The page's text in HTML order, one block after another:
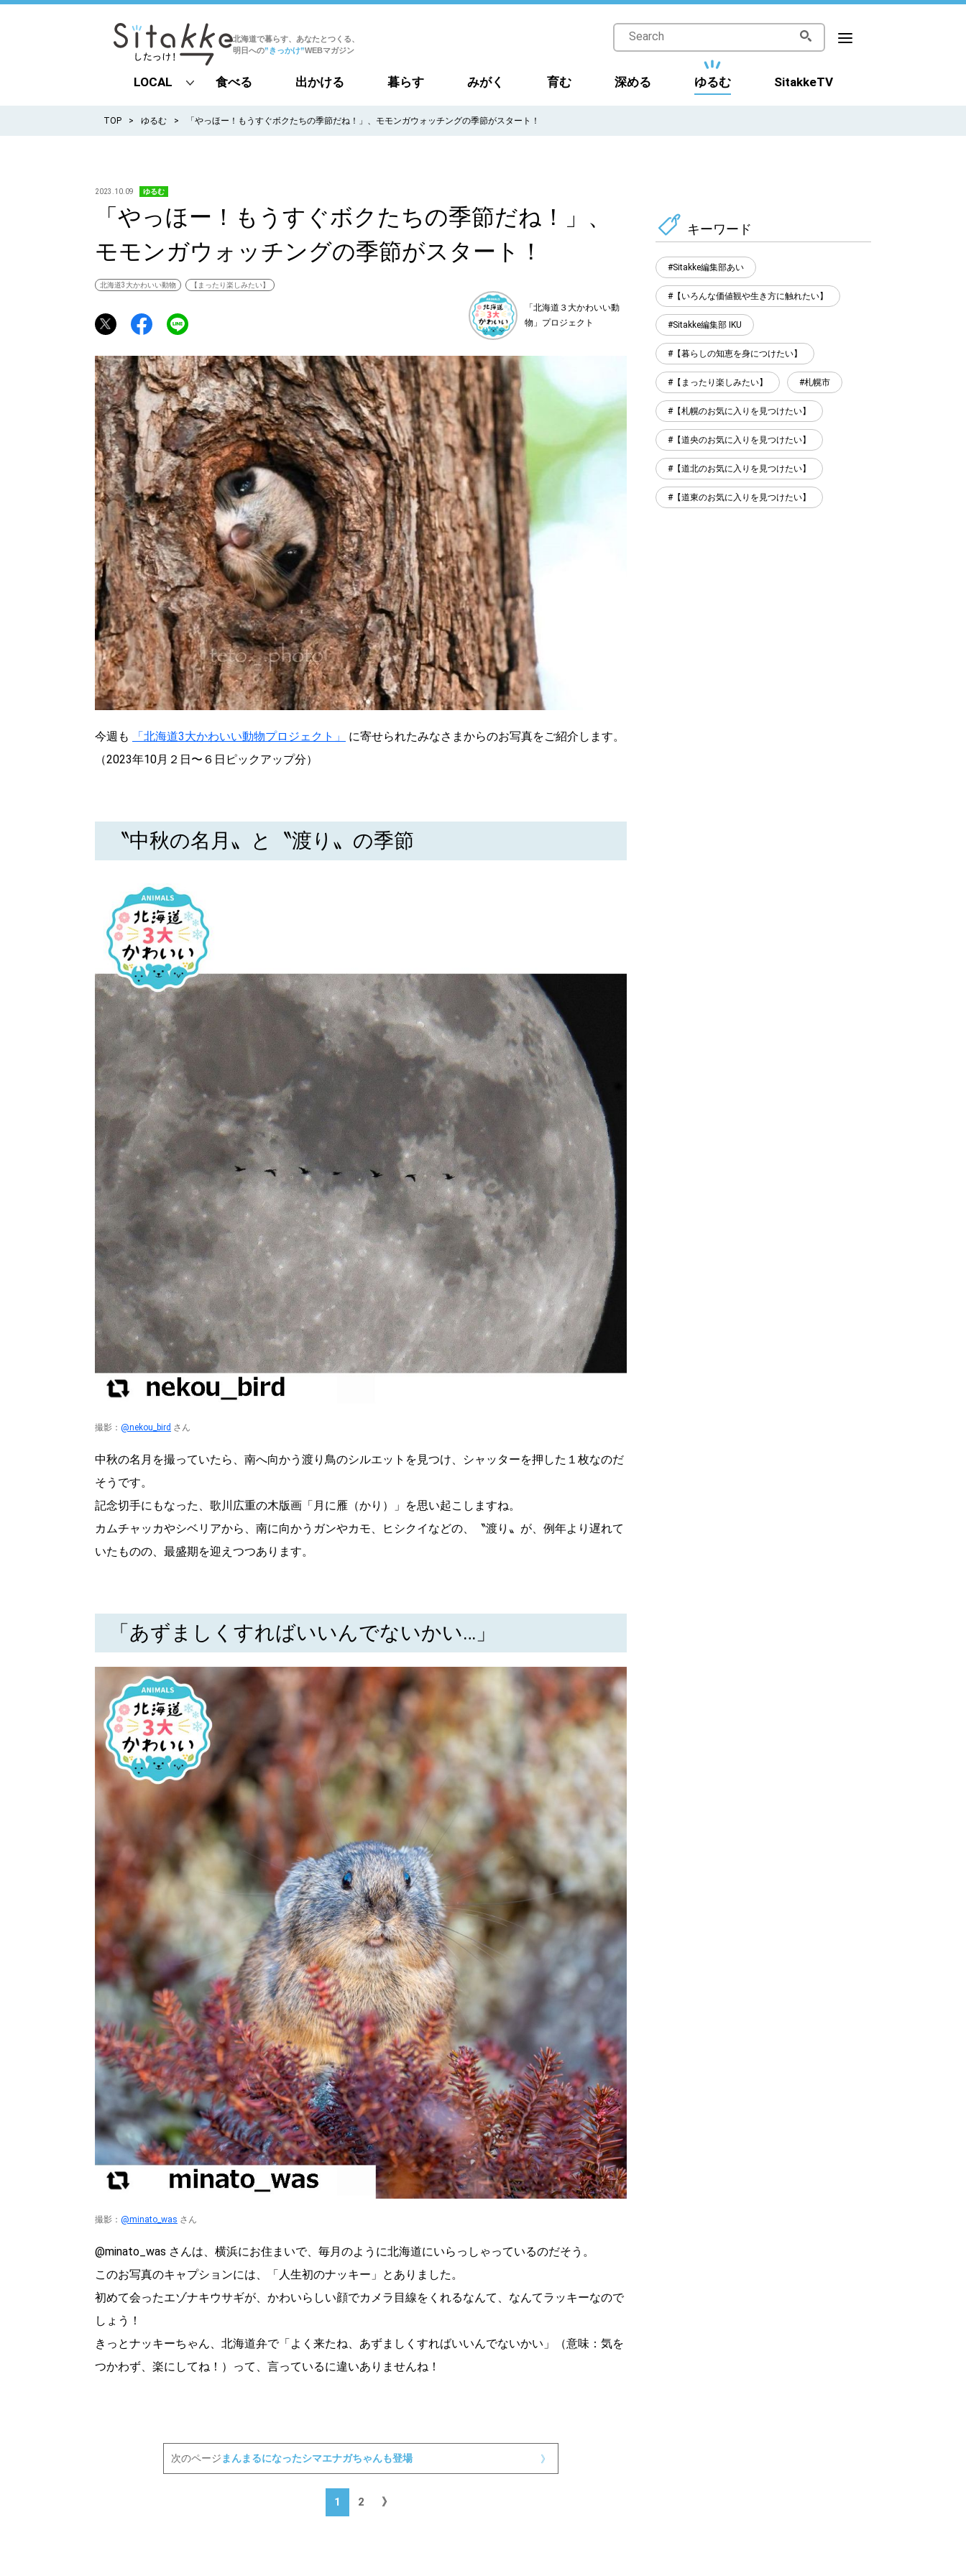
北海道で暮らす、あなたとつくる、
明日への”きっかけ”WEBマガジン
北海道で暮らす、あなたとつくる、
明日への”きっかけ”WEBマガジン
パートナーメディア Sitakkeパートナー
運営会社 広告掲載 情報提供・お問い合わせ 利用規約
プライバシーポリシー
閉じる
Sitakke編集部あい
Sitakke編集部 IKU
【まったり楽しみたい】
【道東のお気に入りを見つけたい】
LOCAL
all
道北
道南
道東
道央
食べる 出かける 暮らす みがく 育む 深める ゆるむ SitakkeTV
TOP ゆるむ 「やっほー！もうすぐボクたちの季節だね！」、モモンガウォッチングの季節がスタート！
2023.10.09 ゆるむ
「やっほー！もうすぐボクたちの季節だね！」、
モモンガウォッチングの季節がスタート！
北海道3大かわいい動物 【まったり楽しみたい】
「北海道３大かわいい動
物」プロジェクト
今週も 「北海道3大かわいい動物プロジェクト」
に寄せられたみなさまからのお写真をご紹介します。
（2023年10月２日〜６日ピックアップ分）
〝中秋の名月〟と〝渡り〟の季節
撮影： @nekou_bird さん
中秋の名月を撮っていたら、南へ向かう渡り鳥のシルエットを見つけ、シャッターを押した１枚なのだ
そうです。
記念切手にもなった、歌川広重の木版画「月に雁（かり）」を思い起こしますね。
カムチャッカやシベリアから、南に向かうガンやカモ、ヒシクイなどの、〝渡り〟が、例年より遅れて
いたものの、最盛期を迎えつつあります。
「あずましくすればいいんでないかい…」
撮影： @minato_was さん
@minato_was さんは、横浜にお住まいで、毎月のように北海道にいらっしゃっているのだそう。
このお写真のキャプションには、「人生初のナッキー」とありました。
初めて会ったエゾナキウサギが、かわいらしい顔でカメラ目線をくれるなんて、なんてラッキーなので
しょう！
きっとナッキーちゃん、北海道弁で「よく来たね、あずましくすればいいんでないかい」（意味：気を
つかわず、楽にしてね！）って、言っているに違いありませんね！
次のページまんまるになったシマエナガちゃんも登場 》
1 2 》
キーワード
Sitakke編集部あい
【いろんな価値観や生き方に触れたい】
Sitakke編集部 IKU
【暮らしの知恵を身につけたい】
【まったり楽しみたい】 札幌市
【札幌のお気に入りを見つけたい】
【道央のお気に入りを見つけたい】
【道北のお気に入りを見つけたい】
【道東のお気に入りを見つけたい】